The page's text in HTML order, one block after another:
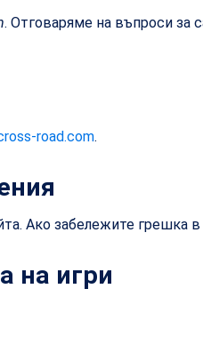
. Отговаряме на въпроси за
road.com.
Ако забележите
на игри